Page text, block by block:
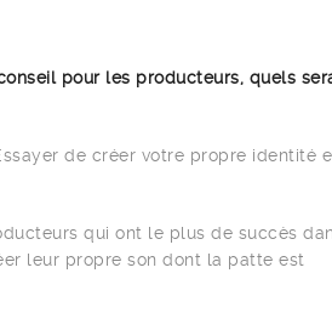
pour les producteurs, quels
de créer votre propre identité
qui ont le plus de succès
leur propre son dont la patte est